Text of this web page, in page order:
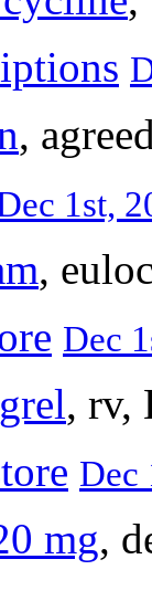
,
1st,
,
Dec
, rv,
Dec
mg,